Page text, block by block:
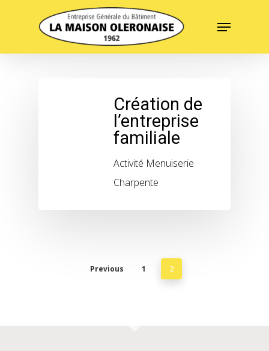
Menu
Création de
l’entreprise
familiale
Activité Menuiserie
Charpente
Previous 1 2